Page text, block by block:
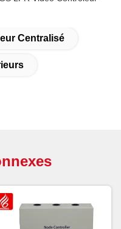
Centralisé